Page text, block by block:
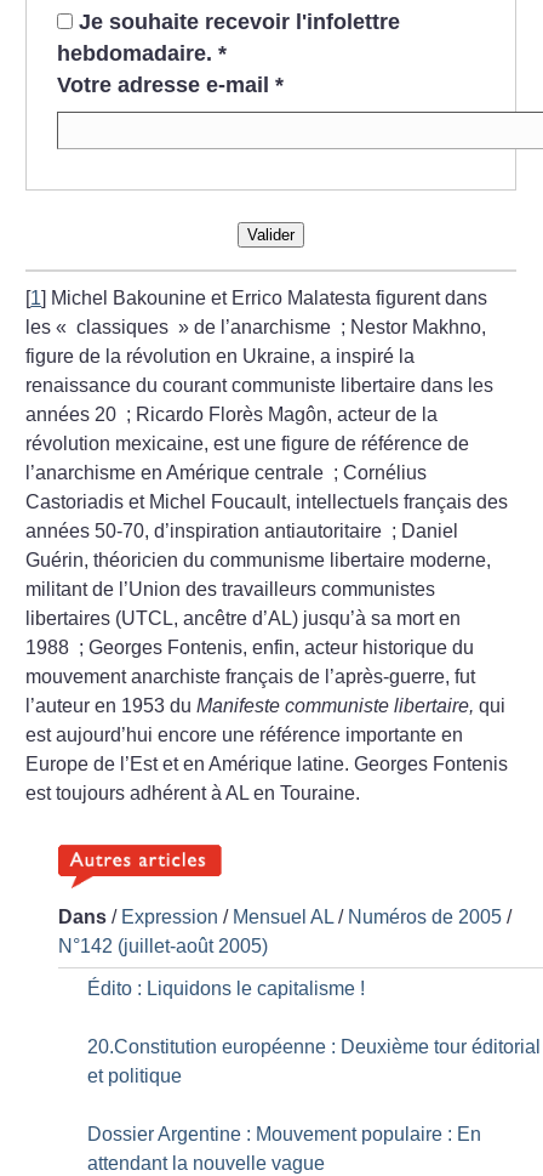
Je souhaite recevoir l'infolettre
hebdomadaire. *
Votre adresse e-mail *
Valider
[1] Michel Bakounine et Errico Malatesta figurent dans
les « classiques » de l’anarchisme ; Nestor Makhno,
figure de la révolution en Ukraine, a inspiré la
renaissance du courant communiste libertaire dans les
années 20 ; Ricardo Florès Magôn, acteur de la
révolution mexicaine, est une figure de référence de
l’anarchisme en Amérique centrale ; Cornélius
Castoriadis et Michel Foucault, intellectuels français des
années 50-70, d’inspiration antiautoritaire ; Daniel
Guérin, théoricien du communisme libertaire moderne,
militant de l’Union des travailleurs communistes
libertaires (UTCL, ancêtre d’AL) jusqu’à sa mort en
1988 ; Georges Fontenis, enfin, acteur historique du
mouvement anarchiste français de l’après-guerre, fut
l’auteur en 1953 duManifeste communiste libertaire, qui
est aujourd’hui encore une référence importante en
Europe de l’Est et en Amérique latine. Georges Fontenis
est toujours adhérent à AL en Touraine.
Dans / Expression / Mensuel AL / Numéros de 2005 /
N°142 (juillet-août 2005)
Édito : Liquidons le capitalisme !
20.Constitution européenne : Deuxième tour éditorial
et politique
Dossier Argentine : Mouvement populaire : En
attendant la nouvelle vague